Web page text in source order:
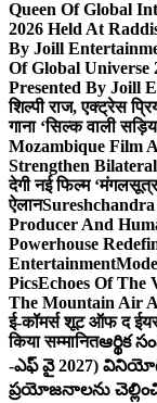
Queen Of Global
2026 Held At
By Joill
Of Global
Presented By Joill
शिल्पी राज, एक्ट्रेस
गाना ‘सिल्क वाली
Mozambique Film
Strengthen
देगी नई फिल्म
ऐलान
Producer And
Powerhouse
Entertainment
PicsEchoes Of The
The Mountain Air
ई-कॉमर्स शूट ऑफ द
किया सम्मानितఆర్థిక
-ఎఫ్ వై 2027)
ప్రయోజనాలను